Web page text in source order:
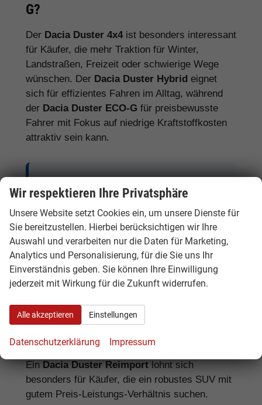
G?
Der Dacia Duster 4x4ist besonders interessant
für Käufer, die mehr Traktion für Winter,
Landstraßen, Freizeit oder schwierige Wege
wünschen. Der Dacia Duster Hybrid eignet
sich für effizientes Fahren im Alltag, während
der Dacia Duster ECO-G für preisbewusste
Fahrer mit Fokus auf niedrige Kraftstoffkosten
attraktiv sein kann.
Vergleich zwischen TCe, Hybrid, ECO-G,
4x4, Tageszulassung und EU-Neuwagen.
Je nach Fahrprofil, Lieferzeit und
Ausstattung kann eine andere Variante die
Dacia Duster Reimport: Für wen lohnt
sich das?
Ein Dacia Duster Reimport lohnt sich
besonders für Käufer, die ein robustes SUV mit
gutem Preis-Leistungs-Verhältnis suchen.
Wir respektieren Ihre Privatsphäre
Unsere Website setzt Cookies ein, um unsere Dienste für
Sie bereitzustellen. Hierbei berücksichtigen wir Ihre
Auswahl und verarbeiten nur die Daten für Marketing,
Analytics und Personalisierung, für die Sie uns Ihr
Einverständnis geben. Sie können Ihre Einwilligung
jederzeit mit Wirkung für die Zukunft widerrufen.
Alle akzeptieren Einstellungen
Datenschutzerklärung Impressum